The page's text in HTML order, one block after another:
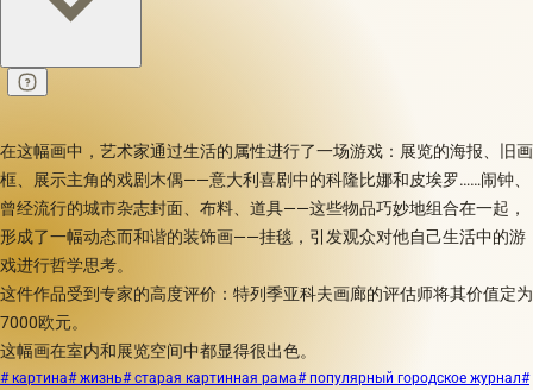
在这幅画中，艺术家通过生活的属性进行了一场游戏：展览的海报、旧画
框、展示主角的戏剧木偶——意大利喜剧中的科隆比娜和皮埃罗……闹钟、
曾经流行的城市杂志封面、布料、道具——这些物品巧妙地组合在一起，
形成了一幅动态而和谐的装饰画——挂毯，引发观众对他自己生活中的游
戏进行哲学思考。
这件作品受到专家的高度评价：特列季亚科夫画廊的评估师将其价值定为
7000欧元。
这幅画在室内和展览空间中都显得很出色。
# картина# жизнь# старая картинная рама# популярный городское журнал#